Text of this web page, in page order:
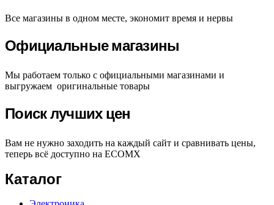
Все магазины в одном месте, экономит время и нервы
Официальные магазины
Мы работаем только с официальными магазинами и
выгружаем оригинальные товары
Поиск лучших цен
Вам не нужно заходить на каждый сайт и сравнивать цены,
теперь всё доступно на ECOMX
Каталог